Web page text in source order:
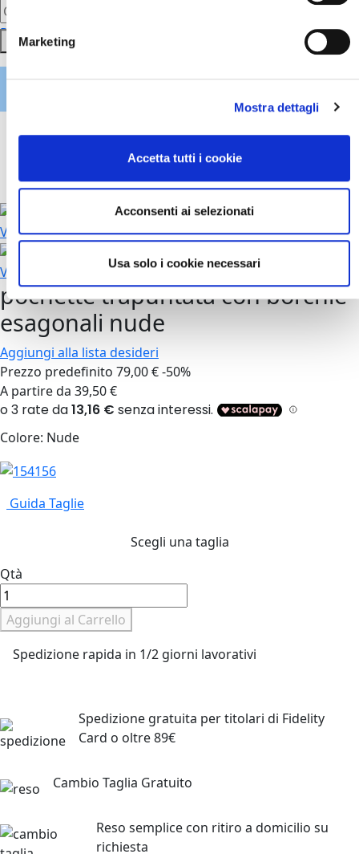
Marketing
Mostra dettagli
Accetta tutti i cookie
Acconsenti ai selezionati
Usa solo i cookie necessari
Ricerca avanzata
Cerca
Borse
pochette trapuntata con borchie esagonali nude
Pochette
Vai alla fine della galleria di immagini
Vai all'inizio della galleria di immagini
pochette trapuntata con borchie
esagonali nude
Aggiungi alla lista desideri
Prezzo predefinito 79,00 €-50%
A partire da 39,50 €
Colore: Nude
Guida Taglie
Scegli una taglia
Qtà
Aggiungi al Carrello
Spedizione rapida in 1/2 giorni lavorativi
Spedizione gratuita per titolari di Fidelity
Card o oltre 89€
Cambio Taglia Gratuito
Reso semplicecon ritiro a domicilio su
richiesta